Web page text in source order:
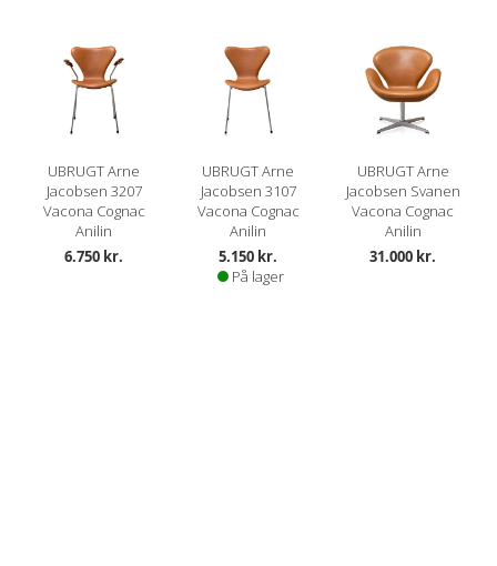
UBRUGT Arne
Jacobsen 3207
Vacona Cognac
Anilin
6.750 kr.
UBRUGT Arne
Jacobsen 3107
Vacona Cognac
Anilin
5.150 kr.
På lager
UBRUGT Arne
Jacobsen Svanen
Vacona Cognac
Anilin
31.000 kr.